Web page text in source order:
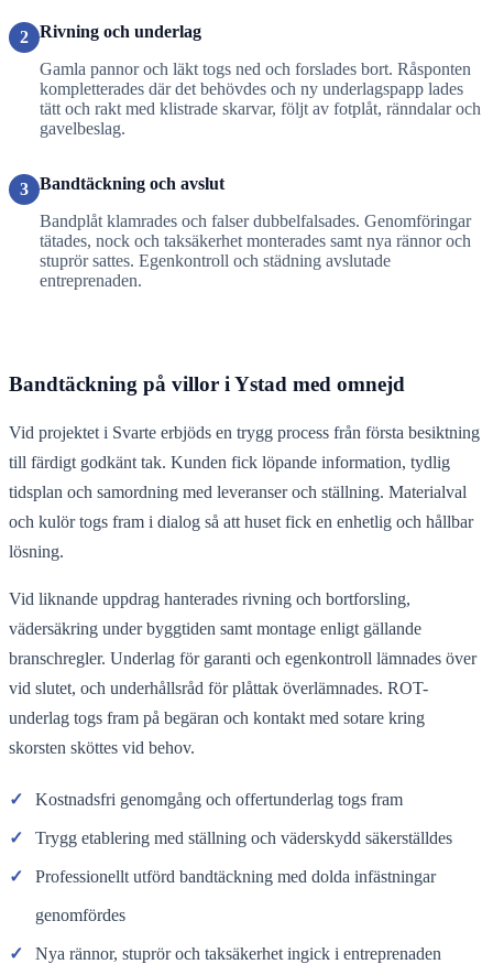
2 Rivning och underlag
Gamla pannor och läkt togs ned och forslades bort. Råsponten
kompletterades där det behövdes och ny underlagspapp lades
tätt och rakt med klistrade skarvar, följt av fotplåt, ränndalar och
gavelbeslag.
3 Bandtäckning och avslut
Bandplåt klamrades och falser dubbelfalsades. Genomföringar
tätades, nock och taksäkerhet monterades samt nya rännor och
stuprör sattes. Egenkontroll och städning avslutade
entreprenaden.
Bandtäckning på villor i Ystad med omnejd
Vid projektet i Svarte erbjöds en trygg process från första besiktning
till färdigt godkänt tak. Kunden fick löpande information, tydlig
tidsplan och samordning med leveranser och ställning. Materialval
och kulör togs fram i dialog så att huset fick en enhetlig och hållbar
lösning.
Vid liknande uppdrag hanterades rivning och bortforsling,
vädersäkring under byggtiden samt montage enligt gällande
branschregler. Underlag för garanti och egenkontroll lämnades över
vid slutet, och underhållsråd för plåttak överlämnades. ROT-
underlag togs fram på begäran och kontakt med sotare kring
skorsten sköttes vid behov.
✓ Kostnadsfri genomgång och offertunderlag togs fram
✓ Trygg etablering med ställning och väderskydd säkerställdes
✓ Professionellt utförd bandtäckning med dolda infästningar
genomfördes
✓ Nya rännor, stuprör och taksäkerhet ingick i entreprenaden